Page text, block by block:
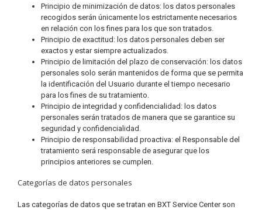
Principio de minimización de datos: los datos personales
recogidos serán únicamente los estrictamente necesarios
en relación con los fines para los que son tratados.
Principio de exactitud: los datos personales deben ser
exactos y estar siempre actualizados.
Principio de limitación del plazo de conservación: los datos
personales solo serán mantenidos de forma que se permita
la identificación del Usuario durante el tiempo necesario
para los fines de su tratamiento.
Principio de integridad y confidencialidad: los datos
personales serán tratados de manera que se garantice su
seguridad y confidencialidad.
Principio de responsabilidad proactiva: el Responsable del
tratamiento será responsable de asegurar que los
principios anteriores se cumplen.
Categorías de datos personales
Las categorías de datos que se tratan en BXT Service Center son